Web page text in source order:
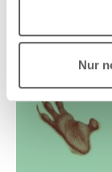
Nur